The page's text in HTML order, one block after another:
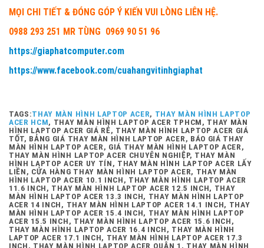
MỌI CHI TIẾT & ĐÓNG GÓP Ý KIẾN VUI LÒNG LIÊN HỆ.
0988 293 251 MR TÙNG 0969 90 51 96
https://giaphatcomputer.com
https://www.facebook.com/cuahangvitinhgiaphat
TAGS:THAY MÀN HÌNH LAPTOP ACER, THAY MÀN HÌNH LAPTOP
ACER HCM, THAY MÀN HÌNH LAPTOP ACER TPHCM, THAY MÀN
HÌNH LAPTOP ACER GIÁ RẺ, THAY MÀN HÌNH LAPTOP ACER GIÁ
TỐT, BẢNG GIÁ THAY MÀN HÌNH LAPTOP ACER, BÁO GIÁ THAY
MÀN HÌNH LAPTOP ACER, GIÁ THAY MÀN HÌNH LAPTOP ACER,
THAY MÀN HÌNH LAPTOP ACER CHUYÊN NGHIỆP, THAY MÀN
HÌNH LAPTOP ACER UY TÍN, THAY MÀN HÌNH LAPTOP ACER LẤY
LIỀN, CỬA HÀNG THAY MÀN HÌNH LAPTOP ACER, THAY MÀN
HÌNH LAPTOP ACER 10.1 INCH, THAY MÀN HÌNH LAPTOP ACER
11.6 INCH, THAY MÀN HÌNH LAPTOP ACER 12.5 INCH, THAY
MÀN HÌNH LAPTOP ACER 13.3 INCH, THAY MÀN HÌNH LAPTOP
ACER 14 INCH, THAY MÀN HÌNH LAPTOP ACER 14.1 INCH, THAY
MÀN HÌNH LAPTOP ACER 15.4 INCH, THAY MÀN HÌNH LAPTOP
ACER 15.5 INCH, THAY MÀN HÌNH LAPTOP ACER 15.6 INCH,
THAY MÀN HÌNH LAPTOP ACER 16.4 INCH, THAY MÀN HÌNH
LAPTOP ACER 17.1 INCH, THAY MÀN HÌNH LAPTOP ACER 17.3
INCH, THAY MÀN HÌNH LAPTOP ACER QUẬN 1, THAY MÀN HÌNH